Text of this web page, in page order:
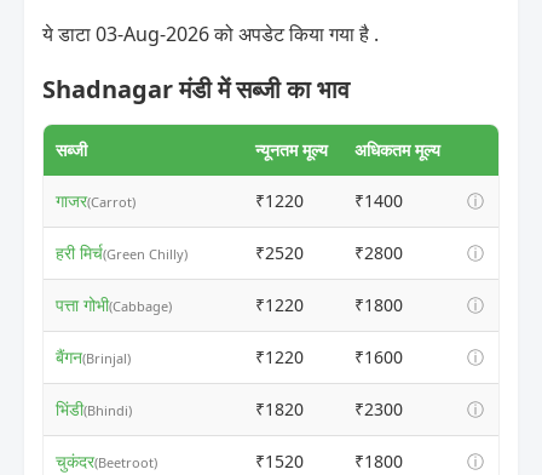
ये डाटा 03-Aug-2026 को अपडेट किया गया है .
Shadnagar मंडी में सब्जी का भाव
सब्जी न्यूनतम मूल्य अधिकतम मूल्य
गाजर(Carrot) ₹1220 ₹1400 ⓘ
हरी मिर्च(Green Chilly) ₹2520 ₹2800 ⓘ
पत्ता गोभी(Cabbage) ₹1220 ₹1800 ⓘ
बैंगन(Brinjal) ₹1220 ₹1600 ⓘ
भिंडी(Bhindi) ₹1820 ₹2300 ⓘ
चुकंदर(Beetroot) ₹1520 ₹1800 ⓘ